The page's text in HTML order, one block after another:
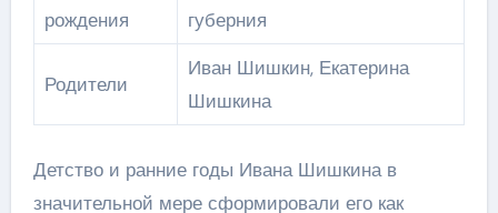
рождения
губерния
Родители
Иван Шишкин, Екатерина
Шишкина
Детство и ранние годы Ивана Шишкина в
значительной мере сформировали его как